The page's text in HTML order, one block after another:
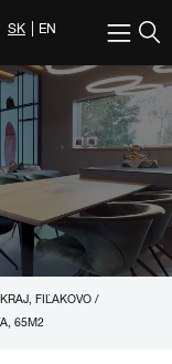
SK EN
FIĽAKOVO /
65M2